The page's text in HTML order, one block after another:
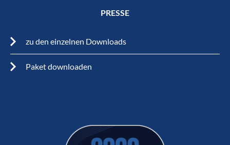
PRESSE
zu den einzelnen Downloads
Paket downloaden